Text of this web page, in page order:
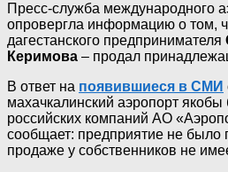
Пресс-служба международного
опровергла информацию о том,
дагестанского предпринимателя
Керимова – продал
В ответ на появившиеся в СМИ
махачкалинский аэропорт
российских компаний АО
сообщает: предприятие не было
продаже у собственников не